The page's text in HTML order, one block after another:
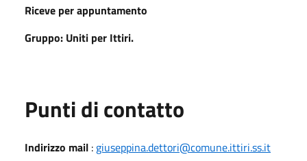
Riceve per appuntamento
Gruppo: Uniti per Ittiri.
Punti di contatto
Indirizzo mail : giuseppina.dettori@comune.ittiri.ss.it